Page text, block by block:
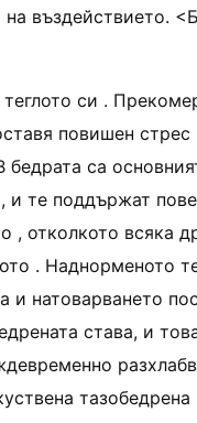
на въздействието.
си .
повишен стрес
бедрата са
и те поддържат
, отколкото всяка
. Наднорменото
и натоварването
става, и
тазобедрена